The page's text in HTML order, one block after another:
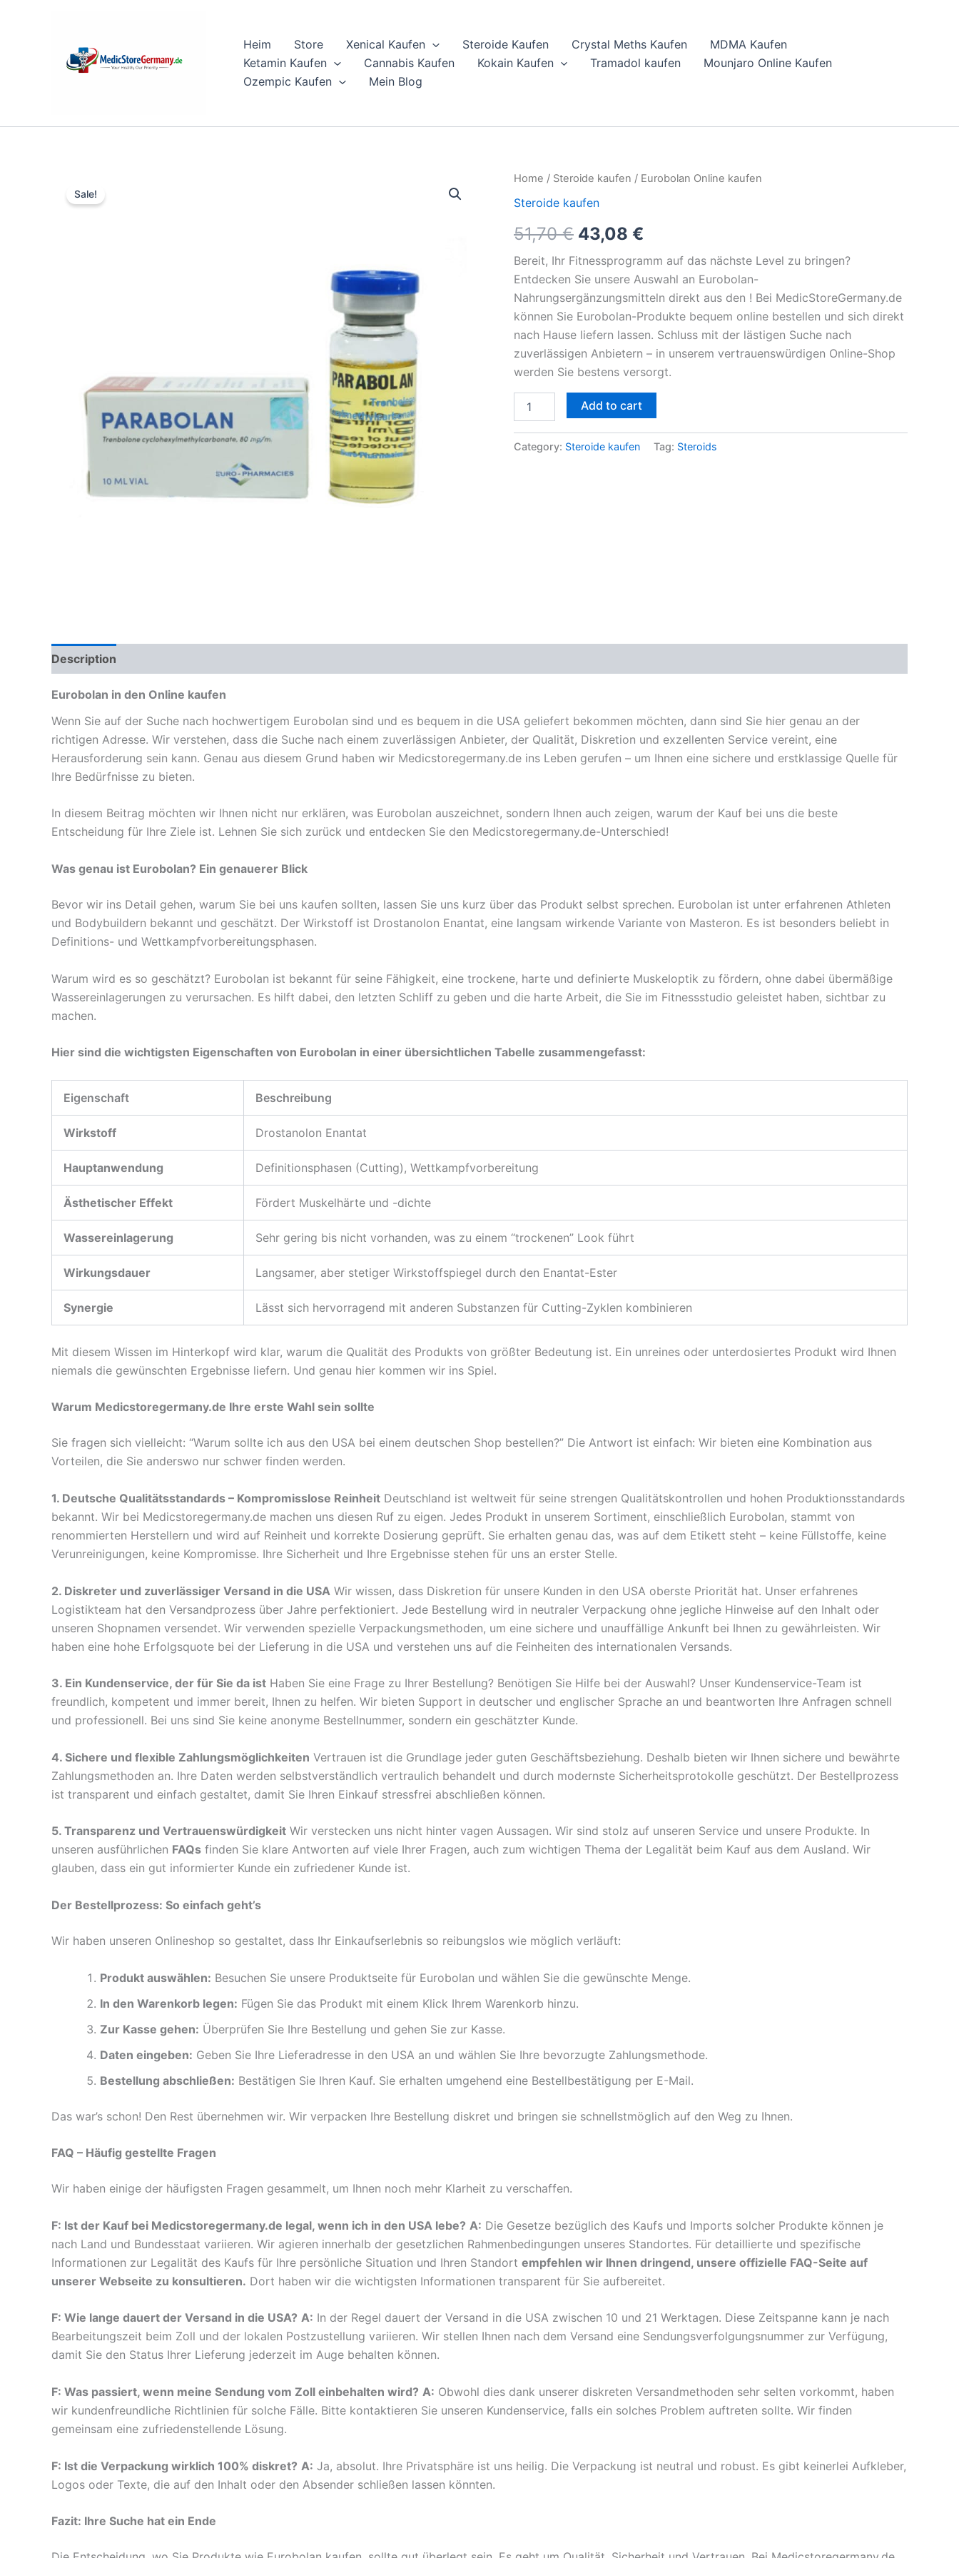
Heim Store Xenical Kaufen Steroide Kaufen Crystal Meths Kaufen
MDMA Kaufen
Ketamin Kaufen
Cannabis Kaufen Kokain Kaufen Tramadol kaufen
Mounjaro Online Kaufen
Ozempic Kaufen
Mein Blog
Sale!
Home / Steroide kaufen / Eurobolan Online kaufen
Steroide kaufen
51,70€
Original
price
was:
51,70 €.
43,08 €
Current
43,08 €.
Bereit, Ihr Fitnessprogramm auf das nächste Level zu bringen?
Entdecken Sie unsere Auswahl an Eurobolan-
Nahrungsergänzungsmitteln direkt aus den ! Bei MedicStoreGermany.de
können Sie Eurobolan-Produkte bequem online bestellen und sich direkt
nach Hause liefern lassen. Schluss mit der lästigen Suche nach
zuverlässigen Anbietern – in unserem vertrauenswürdigen Online-Shop
werden Sie bestens versorgt.
Eurobolan
kaufen
Add to cart
Category: Steroide kaufen Tag: Steroids
Description
Eurobolan in den Online kaufen
Wenn Sie auf der Suche nach hochwertigem Eurobolan sind und es bequem in die USA geliefert bekommen möchten, dann sind Sie hier genau an der
richtigen Adresse. Wir verstehen, dass die Suche nach einem zuverlässigen Anbieter, der Qualität, Diskretion und exzellenten Service vereint, eine
Herausforderung sein kann. Genau aus diesem Grund haben wir Medicstoregermany.de ins Leben gerufen – um Ihnen eine sichere und erstklassige Quelle für
Ihre Bedürfnisse zu bieten.
In diesem Beitrag möchten wir Ihnen nicht nur erklären, was Eurobolan auszeichnet, sondern Ihnen auch zeigen, warum der Kauf bei uns die beste
Entscheidung für Ihre Ziele ist. Lehnen Sie sich zurück und entdecken Sie den Medicstoregermany.de-Unterschied!
Was genau ist Eurobolan? Ein genauerer Blick
Bevor wir ins Detail gehen, warum Sie bei uns kaufen sollten, lassen Sie uns kurz über das Produkt selbst sprechen. Eurobolan ist unter erfahrenen Athleten
und Bodybuildern bekannt und geschätzt. Der Wirkstoff ist Drostanolon Enantat, eine langsam wirkende Variante von Masteron. Es ist besonders beliebt in
Definitions- und Wettkampfvorbereitungsphasen.
Warum wird es so geschätzt? Eurobolan ist bekannt für seine Fähigkeit, eine trockene, harte und definierte Muskeloptik zu fördern, ohne dabei übermäßige
Wassereinlagerungen zu verursachen. Es hilft dabei, den letzten Schliff zu geben und die harte Arbeit, die Sie im Fitnessstudio geleistet haben, sichtbar zu
machen.
Hier sind die wichtigsten Eigenschaften von Eurobolan in einer übersichtlichen Tabelle zusammengefasst:
Eigenschaft Beschreibung
Wirkstoff Drostanolon Enantat
Hauptanwendung Definitionsphasen (Cutting), Wettkampfvorbereitung
Ästhetischer Effekt Fördert Muskelhärte und -dichte
Wassereinlagerung Sehr gering bis nicht vorhanden, was zu einem “trockenen” Look führt
Wirkungsdauer Langsamer, aber stetiger Wirkstoffspiegel durch den Enantat-Ester
Synergie Lässt sich hervorragend mit anderen Substanzen für Cutting-Zyklen kombinieren
Mit diesem Wissen im Hinterkopf wird klar, warum die Qualität des Produkts von größter Bedeutung ist. Ein unreines oder unterdosiertes Produkt wird Ihnen
niemals die gewünschten Ergebnisse liefern. Und genau hier kommen wir ins Spiel.
Warum Medicstoregermany.de Ihre erste Wahl sein sollte
Sie fragen sich vielleicht: “Warum sollte ich aus den USA bei einem deutschen Shop bestellen?” Die Antwort ist einfach: Wir bieten eine Kombination aus
Vorteilen, die Sie anderswo nur schwer finden werden.
1. Deutsche Qualitätsstandards – Kompromisslose Reinheit Deutschland ist weltweit für seine strengen Qualitätskontrollen und hohen Produktionsstandards
bekannt. Wir bei Medicstoregermany.de machen uns diesen Ruf zu eigen. Jedes Produkt in unserem Sortiment, einschließlich Eurobolan, stammt von
renommierten Herstellern und wird auf Reinheit und korrekte Dosierung geprüft. Sie erhalten genau das, was auf dem Etikett steht – keine Füllstoffe, keine
Verunreinigungen, keine Kompromisse. Ihre Sicherheit und Ihre Ergebnisse stehen für uns an erster Stelle.
2. Diskreter und zuverlässiger Versand in die USA Wir wissen, dass Diskretion für unsere Kunden in den USA oberste Priorität hat. Unser erfahrenes
Logistikteam hat den Versandprozess über Jahre perfektioniert. Jede Bestellung wird in neutraler Verpackung ohne jegliche Hinweise auf den Inhalt oder
unseren Shopnamen versendet. Wir verwenden spezielle Verpackungsmethoden, um eine sichere und unauffällige Ankunft bei Ihnen zu gewährleisten. Wir
haben eine hohe Erfolgsquote bei der Lieferung in die USA und verstehen uns auf die Feinheiten des internationalen Versands.
3. Ein Kundenservice, der für Sie da ist Haben Sie eine Frage zu Ihrer Bestellung? Benötigen Sie Hilfe bei der Auswahl? Unser Kundenservice-Team ist
freundlich, kompetent und immer bereit, Ihnen zu helfen. Wir bieten Support in deutscher und englischer Sprache an und beantworten Ihre Anfragen schnell
und professionell. Bei uns sind Sie keine anonyme Bestellnummer, sondern ein geschätzter Kunde.
4. Sichere und flexible Zahlungsmöglichkeiten Vertrauen ist die Grundlage jeder guten Geschäftsbeziehung. Deshalb bieten wir Ihnen sichere und bewährte
Zahlungsmethoden an. Ihre Daten werden selbstverständlich vertraulich behandelt und durch modernste Sicherheitsprotokolle geschützt. Der Bestellprozess
ist transparent und einfach gestaltet, damit Sie Ihren Einkauf stressfrei abschließen können.
5. Transparenz und Vertrauenswürdigkeit Wir verstecken uns nicht hinter vagen Aussagen. Wir sind stolz auf unseren Service und unsere Produkte. In
unseren ausführlichen FAQs finden Sie klare Antworten auf viele Ihrer Fragen, auch zum wichtigen Thema der Legalität beim Kauf aus dem Ausland. Wir
glauben, dass ein gut informierter Kunde ein zufriedener Kunde ist.
Der Bestellprozess: So einfach geht’s
Wir haben unseren Onlineshop so gestaltet, dass Ihr Einkaufserlebnis so reibungslos wie möglich verläuft:
Produkt auswählen: Besuchen Sie unsere Produktseite für Eurobolan und wählen Sie die gewünschte Menge.
In den Warenkorb legen: Fügen Sie das Produkt mit einem Klick Ihrem Warenkorb hinzu.
Zur Kasse gehen: Überprüfen Sie Ihre Bestellung und gehen Sie zur Kasse.
Daten eingeben: Geben Sie Ihre Lieferadresse in den USA an und wählen Sie Ihre bevorzugte Zahlungsmethode.
Bestellung abschließen: Bestätigen Sie Ihren Kauf. Sie erhalten umgehend eine Bestellbestätigung per E-Mail.
Das war’s schon! Den Rest übernehmen wir. Wir verpacken Ihre Bestellung diskret und bringen sie schnellstmöglich auf den Weg zu Ihnen.
FAQ – Häufig gestellte Fragen
Wir haben einige der häufigsten Fragen gesammelt, um Ihnen noch mehr Klarheit zu verschaffen.
F: Ist der Kauf bei Medicstoregermany.de legal, wenn ich in den USA lebe? A: Die Gesetze bezüglich des Kaufs und Imports solcher Produkte können je
nach Land und Bundesstaat variieren. Wir agieren innerhalb der gesetzlichen Rahmenbedingungen unseres Standortes. Für detaillierte und spezifische
Informationen zur Legalität des Kaufs für Ihre persönliche Situation und Ihren Standort empfehlen wir Ihnen dringend, unsere offizielle FAQ-Seite auf
unserer Webseite zu konsultieren. Dort haben wir die wichtigsten Informationen transparent für Sie aufbereitet.
F: Wie lange dauert der Versand in die USA? A: In der Regel dauert der Versand in die USA zwischen 10 und 21 Werktagen. Diese Zeitspanne kann je nach
Bearbeitungszeit beim Zoll und der lokalen Postzustellung variieren. Wir stellen Ihnen nach dem Versand eine Sendungsverfolgungsnummer zur Verfügung,
damit Sie den Status Ihrer Lieferung jederzeit im Auge behalten können.
F: Was passiert, wenn meine Sendung vom Zoll einbehalten wird? A: Obwohl dies dank unserer diskreten Versandmethoden sehr selten vorkommt, haben
wir kundenfreundliche Richtlinien für solche Fälle. Bitte kontaktieren Sie unseren Kundenservice, falls ein solches Problem auftreten sollte. Wir finden
gemeinsam eine zufriedenstellende Lösung.
F: Ist die Verpackung wirklich 100% diskret? A: Ja, absolut. Ihre Privatsphäre ist uns heilig. Die Verpackung ist neutral und robust. Es gibt keinerlei Aufkleber,
Logos oder Texte, die auf den Inhalt oder den Absender schließen lassen könnten.
Fazit: Ihre Suche hat ein Ende